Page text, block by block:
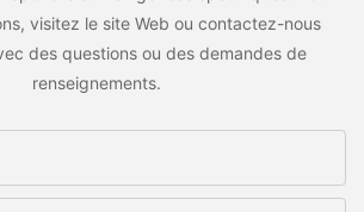
visitez le site Web ou contactez-nous
des questions ou des demandes de
renseignements.